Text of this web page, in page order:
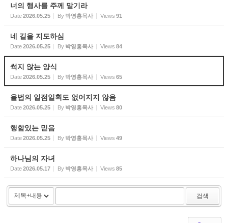
너의 행사를 주께 맡기라
Date2026.05.25 By 박영홍목사 Views 91
네 길을 지도하심
Date2026.05.25 By 박영홍목사 Views 84
썩지 않는 양식
Date2026.05.25 By 박영홍목사 Views 65
율법의 일점일획도 없어지지 않음
Date2026.05.25 By 박영홍목사 Views 80
행함있는 믿음
Date2026.05.25 By 박영홍목사 Views 49
하나님의 자녀
Date2026.05.17 By 박영홍목사 Views 85
검색